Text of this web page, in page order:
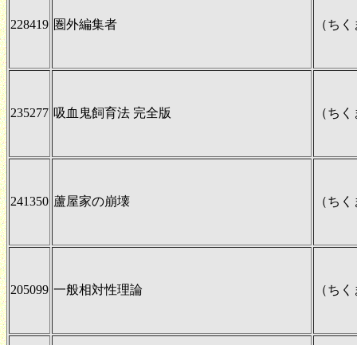
228419 圏外編集者 （ち
235277 吸血鬼飼育法 完全版 （ち
241350 蘆屋家の崩壊 （ち
205099 一般相対性理論 （ち